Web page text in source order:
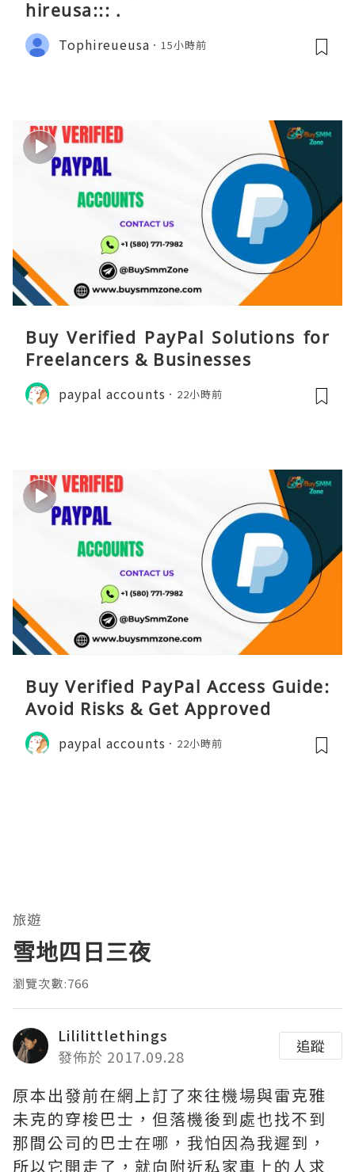
hireusa::: .
Tophireueusa 15小時前
Buy Verified PayPal Solutions for
Freelancers & Businesses
paypal accounts 22小時前
Buy Verified PayPal Access Guide:
Avoid Risks & Get Approved
paypal accounts 22小時前
旅遊
雪地四日三夜
瀏覽次數:766
Lililittlethings
發佈於 2017.09.28
追蹤
原本出發前在網上訂了來往機場與雷克雅
未克的穿梭巴士，但落機後到處也找不到
那間公司的巴士在哪，我怕因為我遲到，
所以它開走了，就向附近私家車上的人求